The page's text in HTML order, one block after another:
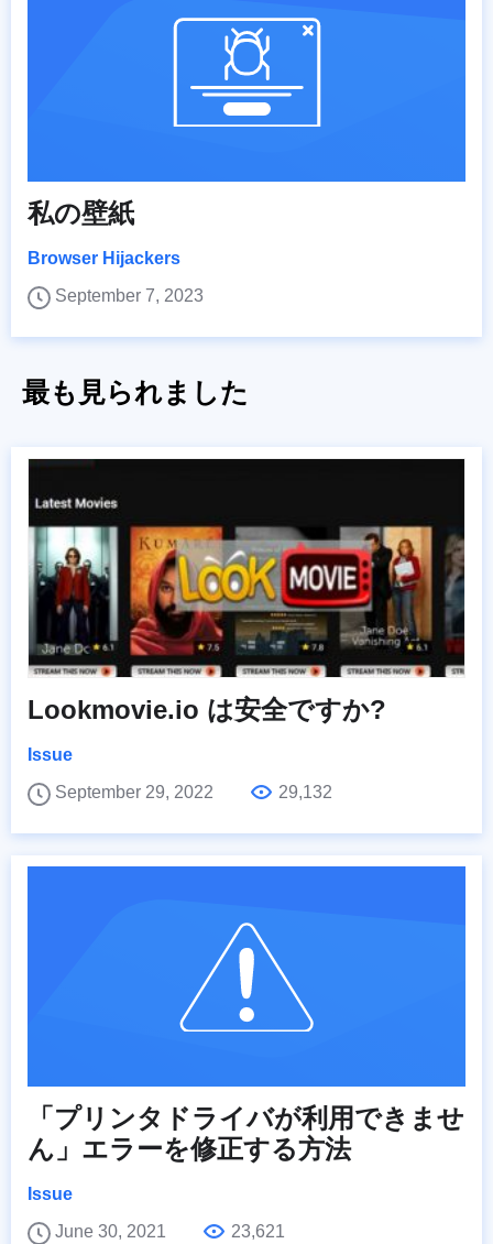
私の壁紙
Browser Hijackers
September 7, 2023
最も見られました
Lookmovie.io は安全ですか?
Issue
September 29, 2022
29,132
「プリンタドライバが利用できませ
ん」エラーを修正する方法
Issue
June 30, 2021
23,621